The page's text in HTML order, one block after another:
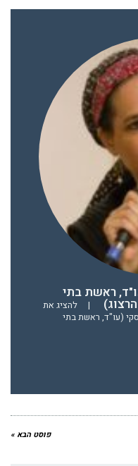
ראשת בתי
|
להציג את
(עו"ד, ראשת בתי
פוסט הבא »